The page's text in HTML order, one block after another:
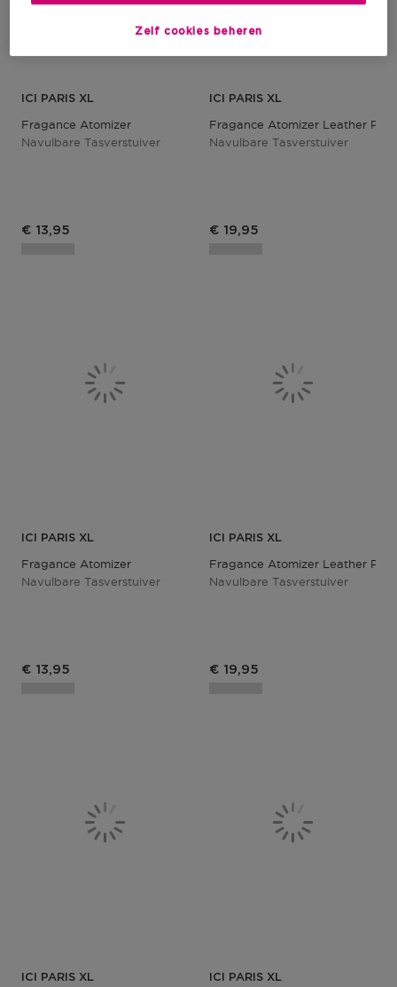
ICI PARIS XL
Fragance Atomizer
Navulbare Tasverstuiver
Productprijs
€ 13,95
ICI PARIS XL
Fragance Atomizer Leather
Navulbare Tasverstuiver
Productprijs
€ 19,95
ICI PARIS XL
Fragance Atomizer
Navulbare Tasverstuiver
Productprijs
€ 13,95
ICI PARIS XL
Fragance Atomizer Leather
Navulbare Tasverstuiver
Productprijs
€ 19,95
ICI PARIS XL ICI PARIS XL
Zelf cookies beheren